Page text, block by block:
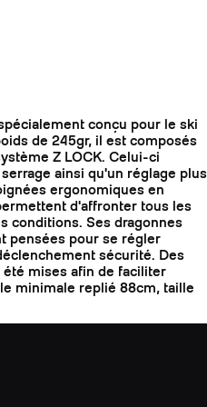
conçu pour le ski
de 245gr, il est composés
Z LOCK. Celui-ci
ainsi qu'un réglage plus
ergonomiques en
d'affronter tous les
conditions. Ses dragonnes
pensées pour se régler
sécurité. Des
mises afin de faciliter
minimale replié 88cm, taille